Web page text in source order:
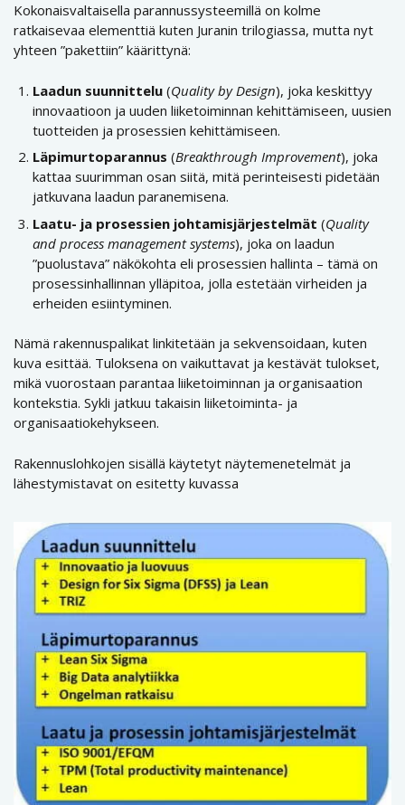
Kokonaisvaltaisella parannussysteemillä on kolme
ratkaisevaa elementtiä kuten Juranin trilogiassa, mutta nyt
yhteen ”pakettiin” käärittynä:
Laadun suunnittelu (Quality by Design), joka keskittyy
innovaatioon ja uuden liiketoiminnan kehittämiseen, uusien
tuotteiden ja prosessien kehittämiseen.
Läpimurtoparannus (Breakthrough Improvement), joka
kattaa suurimman osan siitä, mitä perinteisesti pidetään
jatkuvana laadun paranemisena.
Laatu- ja prosessien johtamisjärjestelmät (Quality
and process management systems), joka on laadun
”puolustava” näkökohta eli prosessien hallinta – tämä on
prosessinhallinnan ylläpitoa, jolla estetään virheiden ja
erheiden esiintyminen.
Nämä rakennuspalikat linkitetään ja sekvensoidaan, kuten
kuva esittää. Tuloksena on vaikuttavat ja kestävät tulokset,
mikä vuorostaan parantaa liiketoiminnan ja organisaation
kontekstia. Sykli jatkuu takaisin liiketoiminta- ja
organisaatiokehykseen.
Rakennuslohkojen sisällä käytetyt näytemenetelmät ja
lähestymistavat on esitetty kuvassa